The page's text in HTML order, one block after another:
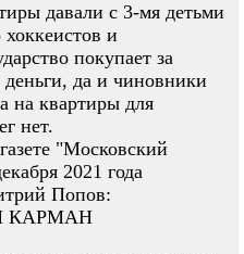
давали с 3-мя детьми
и
покупает за
деньги, да и чиновники
на квартиры для
нет.
"Московский
2021 года
Попов:
КАРМАН